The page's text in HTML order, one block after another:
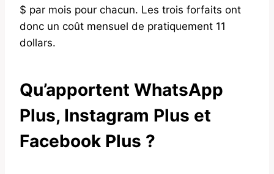
$ par mois pour chacun. Les trois forfaits ont
donc un coût mensuel de pratiquement 11
dollars.
Qu’apportent WhatsApp
Plus, Instagram Plus et
Facebook Plus ?